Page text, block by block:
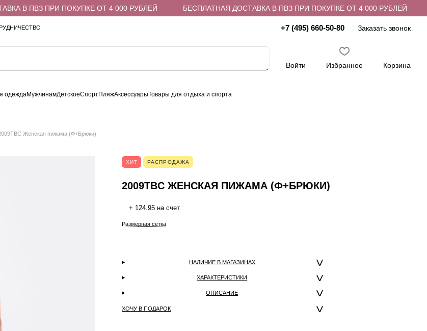
В ПВЗ ПРИ ПОКУПКЕ ОТ 4 000 РУБЛЕЙ БЕСПЛАТНАЯ ДОСТАВКА В ПВЗ ПРИ ПОКУПКЕ ОТ 4 000 РУБЛЕЙ
+7 (495) 660-50-80 Заказать звонок
Войти Избранное Корзина
одеждаМужчинамДетскоеСпортПляжАксессуарыТовары для отдыха и спорта
Женская пижама (Ф+Брюки)
ХИТ РАСПРОДАЖА
2009TBC ЖЕНСКАЯ ПИЖАМА (Ф+БРЮКИ)
+ 124.95 на счет
Размерная сетка
НАЛИЧИЕ В МАГАЗИНАХ
ХАРАКТЕРИСТИКИ
ОПИСАНИЕ
ХОЧУ В ПОДАРОК